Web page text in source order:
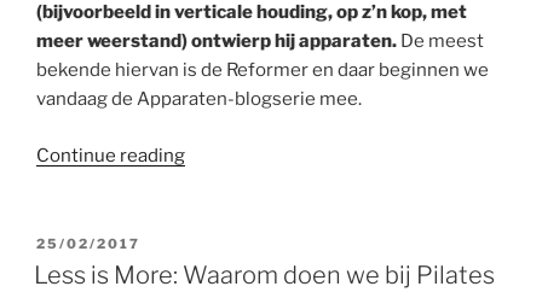
(bijvoorbeeld in verticale houding, op z’n kop, met
meer weerstand) ontwierp hij apparaten. De meest
bekende hiervan is de Reformer en daar beginnen we
vandaag de Apparaten-blogserie mee.
Continue reading“Pilatesapparaten:
POSTED
ON
25/02/2017
Less is More: Waarom doen we bij Pilates